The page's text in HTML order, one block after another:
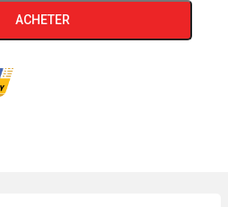
ACHETER